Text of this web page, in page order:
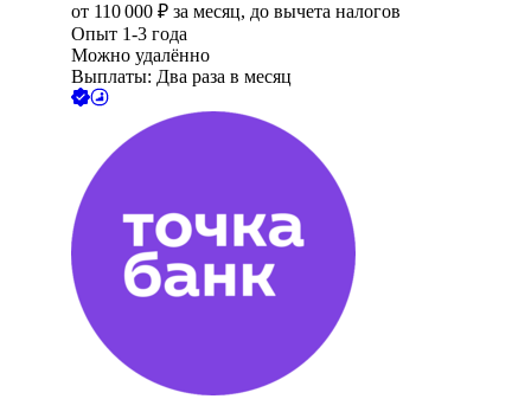
от 110 000 ₽ за месяц, до вычета налогов
Опыт 1-3 года
Можно удалённо
Выплаты: Два раза в месяц